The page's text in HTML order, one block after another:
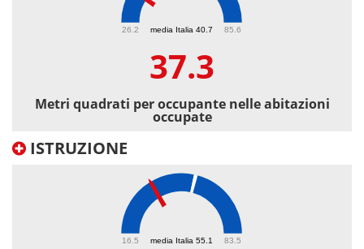
media Italia 40.7
26.2 85.6
37.3
Metri quadrati per occupante nelle abitazioni
occupate
ISTRUZIONE
media Italia 55.1
16.5 83.5